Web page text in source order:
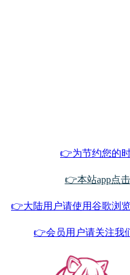
👉为节约您的
👉本站app点
👉大陆用户请使用谷歌浏
👉会员用户请关注我